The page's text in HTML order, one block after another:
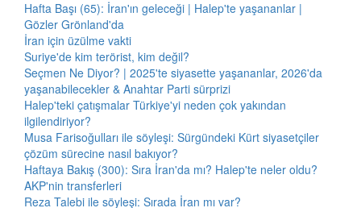
Hafta Başı (65): İran'ın geleceği | Halep'te yaşananlar |
Gözler Grönland'da
İran için üzülme vakti
Suriye'de kim terörist, kim değil?
Seçmen Ne Diyor? | 2025'te siyasette yaşananlar, 2026'da
yaşanabilecekler & Anahtar Parti sürprizi
Halep'teki çatışmalar Türkiye'yi neden çok yakından
ilgilendiriyor?
Musa Farisoğulları ile söyleşi: Sürgündeki Kürt siyasetçiler
çözüm sürecine nasıl bakıyor?
Haftaya Bakış (300): Sıra İran'da mı? Halep'te neler oldu?
AKP'nin transferleri
Reza Talebi ile söyleşi: Sırada İran mı var?